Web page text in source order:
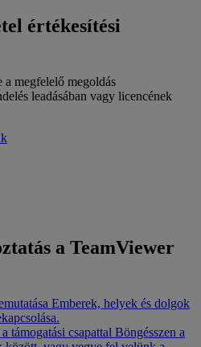
értékesítési
a megfelelő megoldás
leadásában vagy licencének
a TeamViewer
Emberek, helyek és dolgok
támogatási csapattal Böngésszen a